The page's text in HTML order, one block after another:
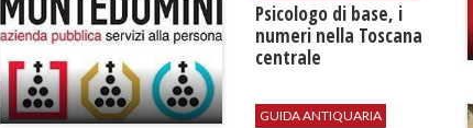
Psicologo di base, i
numeri nella Toscana
centrale
GUIDA ANTIQUARIA